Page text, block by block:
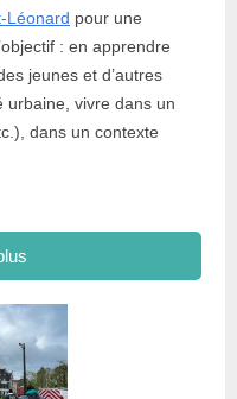
Léonard pour une
: en apprendre
jeunes et d’autres
urbaine, vivre dans un
dans un contexte